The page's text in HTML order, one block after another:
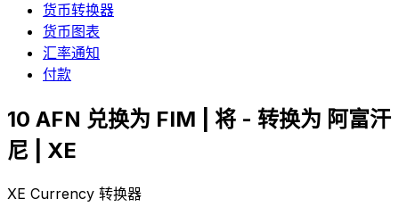
货币转换器
货币图表
汇率通知
付款
10 AFN 兑换为 FIM | 将 - 转换为 阿富汗
尼 | XE
XE Currency 转换器